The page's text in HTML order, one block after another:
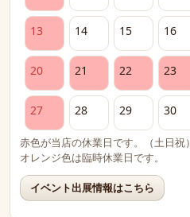
13 14 15 16
20 21 22 23
27 28 29 30
赤色が当店の休業日です。（土日祝）
オレンジ色は臨時休業日です。
イベント出展情報はこちら